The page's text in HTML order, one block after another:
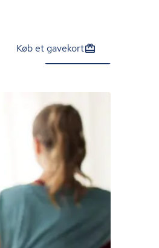
Køb et gavekort
/person Tilmeld nu